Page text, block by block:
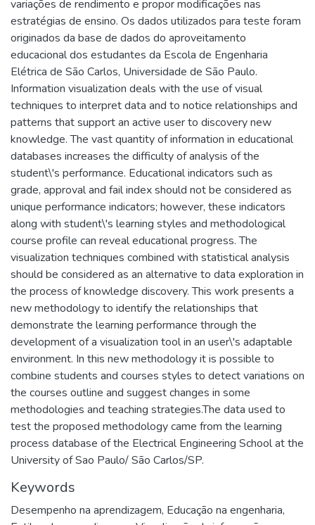
variações de rendimento e propor modificações nas
estratégias de ensino. Os dados utilizados para teste foram
originados da base de dados do aproveitamento
educacional dos estudantes da Escola de Engenharia
Elétrica de São Carlos, Universidade de São Paulo.
Information visualization deals with the use of visual
techniques to interpret data and to notice relationships and
patterns that support an active user to discovery new
knowledge. The vast quantity of information in educational
databases increases the difficulty of analysis of the
student\'s performance. Educational indicators such as
grade, approval and fail index should not be considered as
unique performance indicators; however, these indicators
along with student\'s learning styles and methodological
course profile can reveal educational progress. The
visualization techniques combined with statistical analysis
should be considered as an alternative to data exploration in
the process of knowledge discovery. This work presents a
new methodology to identify the relationships that
demonstrate the learning performance through the
development of a visualization tool in an user\'s adaptable
environment. In this new methodology it is possible to
combine students and courses styles to detect variations on
the courses outline and suggest changes in some
methodologies and teaching strategies.The data used to
test the proposed methodology came from the learning
process database of the Electrical Engineering School at the
University of Sao Paulo/ São Carlos/SP.
Keywords
Desempenho na aprendizagem, Educação na engenharia,